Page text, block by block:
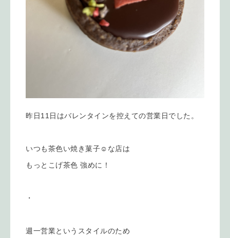
昨日11日はバレンタインを控えての営業日でした。
いつも茶色い焼き菓子☺︎な店は
もっとこげ茶色 強めに！
・
週一営業というスタイルのため